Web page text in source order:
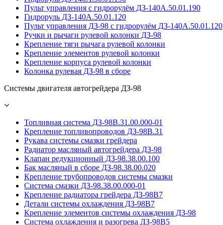
Пульт управления с гидрорулём ДЗ-140А.50.01.190
Гидроруль ДЗ-140А.50.01.120
Пульт управления ДЗ-98 с гидрорулём ДЗ-140А.50.01.120
Ручки и рычаги рулевой колонки ДЗ-98
Крепление тяги рычага рулевой колонки
Крепление элементов рулевой колонки
Крепление корпуса рулевой колонки
Колонка рулевая ДЗ-98 в сборе
Системы двигателя автогрейдера ДЗ-98
Топливная система ДЗ-98В.31.00.000-01
Крепление топливопроводов ДЗ-98В.31
Рукава системы смазки грейдера
Радиатор масляный автогрейдера ДЗ-98
Клапан редукционный ДЗ-98.38.00.100
Бак масляный в сборе ДЗ-98.38.00.020
Крепление трубопроводов системы смазки
Система смазки ДЗ-98.38.00.000-01
Крепление радиатора грейдера ДЗ-98В7
Детали системы охлаждения ДЗ-98В7
Крепление элементов системы охлаждения ДЗ-98
Система охлаждения и разогрева ДЗ-98В5